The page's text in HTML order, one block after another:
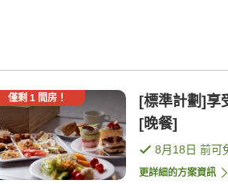
僅剩 1間房！
[標準計劃]享
[晚餐]
8月18日 前可
更詳細的方案資訊